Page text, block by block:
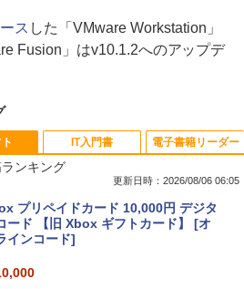
ス した「VMware Workstation」
Fusion」はv10.1.2へのアップデ
2026 MacBook Neo A18 Proチッ
載13インチノートブック：AIとAppl
のために設計、Liquid Ret
512GB SSDストレージ、1080p Fac
ンキング
更新日時：2026/08/06 06:05
プリペイドカード 10,000円 デジタ
ード 【旧 Xbox ギフトカード】 [オ
インコード]
IT入門書 電子書籍リーダー